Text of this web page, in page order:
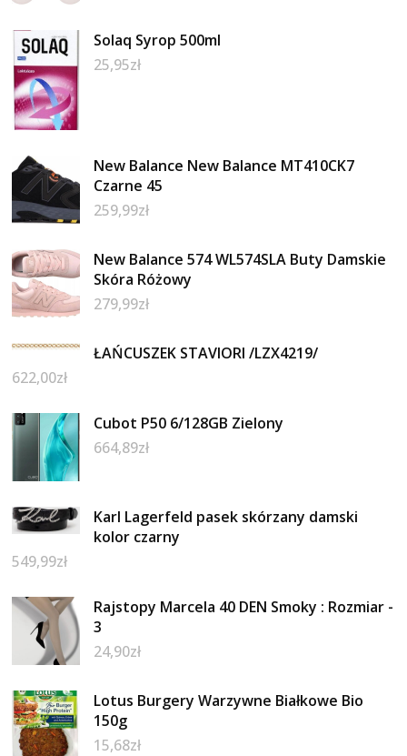
Solaq Syrop 500ml
25,95zł
New Balance New Balance MT410CK7
Czarne 45
259,99zł
New Balance 574 WL574SLA Buty Damskie
Skóra Różowy
279,99zł
ŁAŃCUSZEK STAVIORI /LZX4219/
622,00zł
Cubot P50 6/128GB Zielony
664,89zł
Karl Lagerfeld pasek skórzany damski
kolor czarny
549,99zł
Rajstopy Marcela 40 DEN Smoky : Rozmiar -
3
24,90zł
Lotus Burgery Warzywne Białkowe Bio
150g
15,68zł